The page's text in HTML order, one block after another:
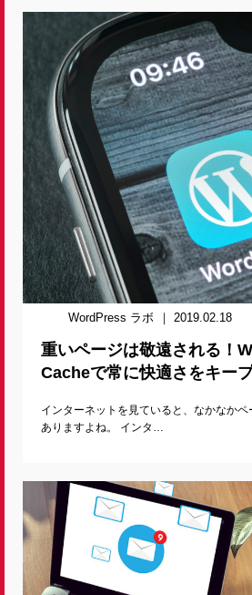
WordPress ラボ 2019.02.18
重いページは敬遠される！
Cacheで常に快適さをキー
インターネットを見ていると、なかなか
ありますよね。 インタ…